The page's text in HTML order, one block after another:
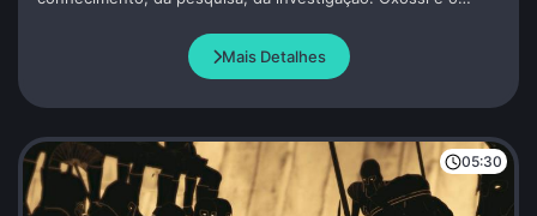
para casa, alimento esse que provém de uma caçada de
esperança. Oxóssi é o trabalhador brasileiro que sai para
Mais Detalhes
05:30